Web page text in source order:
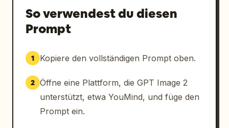
So verwendest du diesen
Prompt
1 Kopiere den vollständigen Prompt oben.
2 Öffne eine Plattform, die GPT Image 2
unterstützt, etwa YouMind, und füge den
Prompt ein.